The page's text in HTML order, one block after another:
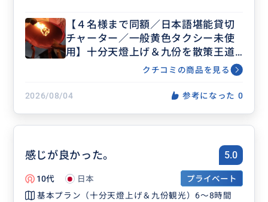
【４名様まで同額／日本語堪能貸切
チャーター／一般黄色タクシー未使
用】十分天燈上げ＆九份を散策王道
の日帰りツアー／十分瀑布、野柳ク
イーンズヘッド、十三層遺跡など選
べるプラン＜士林夜市＆ホテル下車
クチコミの商品を見る
2026/08/04 参考になった 0
感じが良かった。 5.0
10代 日本
プライベート
基本プラン（十分天燈上げ＆九份観光）6～8時間